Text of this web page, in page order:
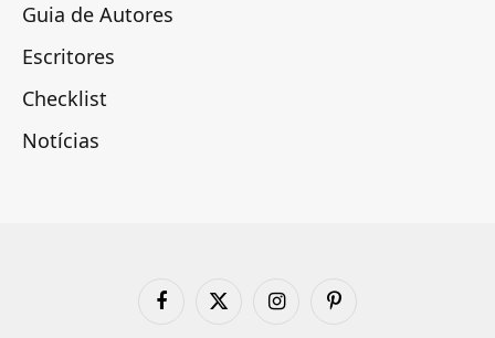
Guia de Autores
Escritores
Checklist
Notícias
FacebookX
InstagramPinterest